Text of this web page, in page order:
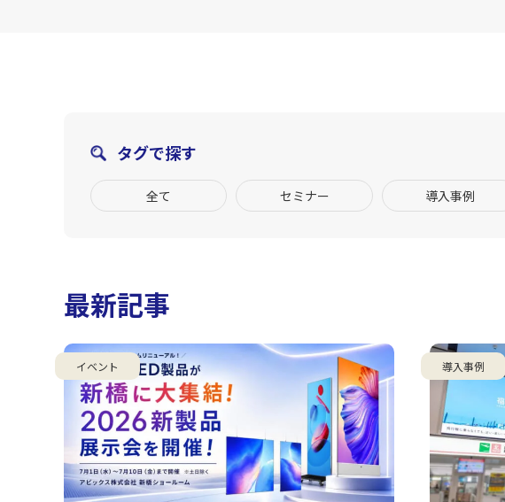
タグで探す
全て セミナー 導入事例
最新記事
イベント 導入事例